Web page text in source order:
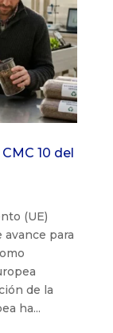
10 del
(UE)
para
de la
ha...